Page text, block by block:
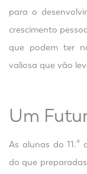
para o
crescimento
que podem ter
valiosa que vão
Um
As alunas do 11.º
do que